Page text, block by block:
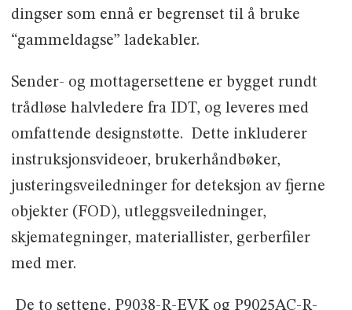
dingser som ennå er begrenset til å bruke
“gammeldagse” ladekabler.
Sender- og mottagersettene er bygget rundt
trådløse halvledere fra IDT, og leveres med
omfattende designstøtte. Dette inkluderer
instruksjonsvideoer, brukerhåndbøker,
justeringsveiledninger for deteksjon av fjerne
objekter (FOD), utleggsveiledninger,
skjemategninger, materiallister, gerberfiler
med mer.
De to settene, P9038-R-EVK og P9025AC-R-